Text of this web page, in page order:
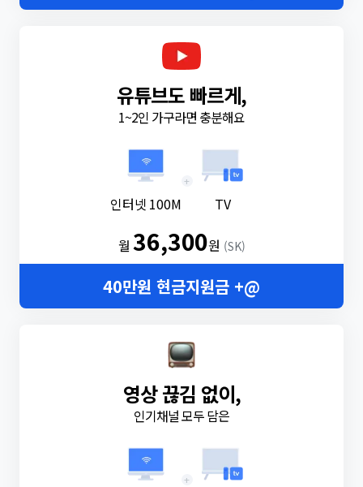
유튜브도 빠르게,
1~2인 가구라면 충분해요
인터넷 100M
+
TV
월36,300원 (SK)
40만원 현금지원금 +@
영상 끊김 없이,
인기채널 모두 담은
+